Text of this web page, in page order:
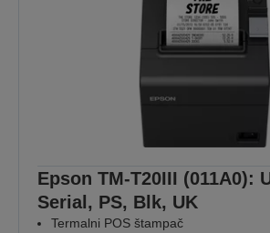
Epson TM-T20III (011A0):
Serial, PS, Blk, UK
Termalni POS štampač